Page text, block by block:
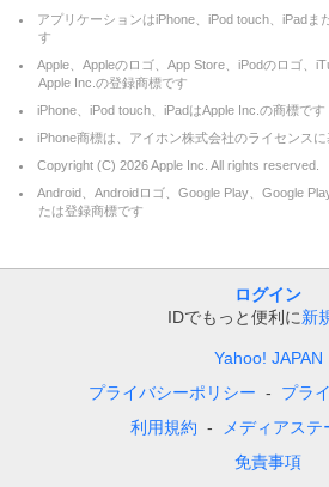
アプリケーションはiPhone、iPod touch、iPadま
す
Apple、Appleのロゴ、App Store、iPodのロゴ、
Apple Inc.の登録商標です
iPhone、iPod touch、iPadはApple Inc.の商標です
iPhone商標は、アイホン株式会社のライセンス
Copyright (C) 2026Apple Inc. All rights reserved.
Android、Androidロゴ、Google Play、Google
たは登録商標です
ログイン
IDでもっと便利に新
Yahoo! JAPAN
プライバシーポリシー
プラ
利用規約
メディアステ
免責事項